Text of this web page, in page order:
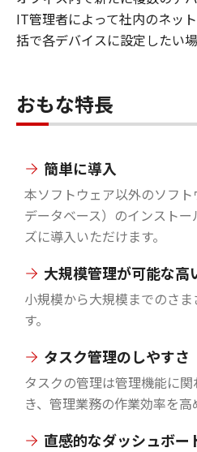
IT管理者によって社内のネッ
括で各デバイスに設定したい
おもな特長
簡単に導入
本ソフトウェア以外のソフ
データベース）のインスト
ズに導入いただけます。
大規模管理が可能な高
小規模から大規模までのさ
す。
タスク管理のしやすさ
タスクの管理は管理機能に
き、管理業務の作業効率を高
直感的なダッシュボー